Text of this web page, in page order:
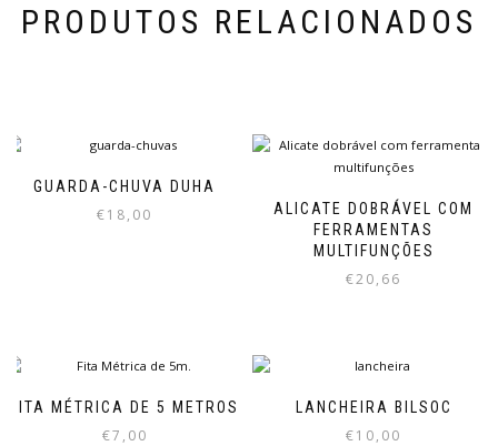
PRODUTOS RELACIONADOS
GUARDA-CHUVA DUHA
€18,00
ALICATE DOBRÁVEL COM
FERRAMENTAS
MULTIFUNÇÕES
€20,66
FITA MÉTRICA DE 5 METROS
€7,00
LANCHEIRA BILSOC
€10,00